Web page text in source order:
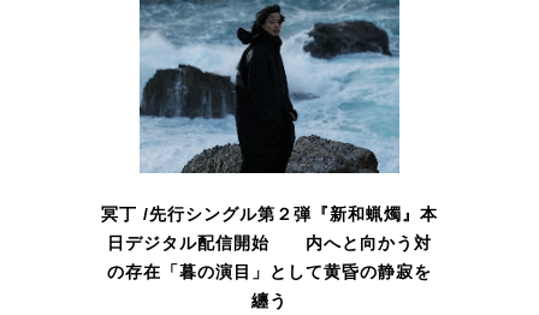
冥丁 /先行シングル第２弾『新和蝋燭』本
日デジタル配信開始 内へと向かう対
の存在「暮の演目」として黄昏の静寂を
纏う